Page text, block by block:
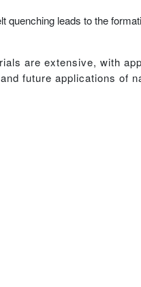
quenching leads to the
are extensive, with
future applications of